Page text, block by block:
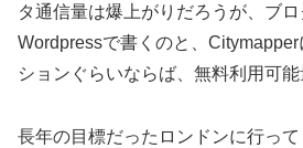
タ通信量は爆上がりだろうが、ブ
Wordpressで書くのと、
ションぐらいならば、無料利用可能
長年の目標だったロンドンに行っ